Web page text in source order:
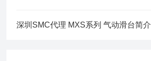
深圳SMC代理 MXS系列 气动滑台简介